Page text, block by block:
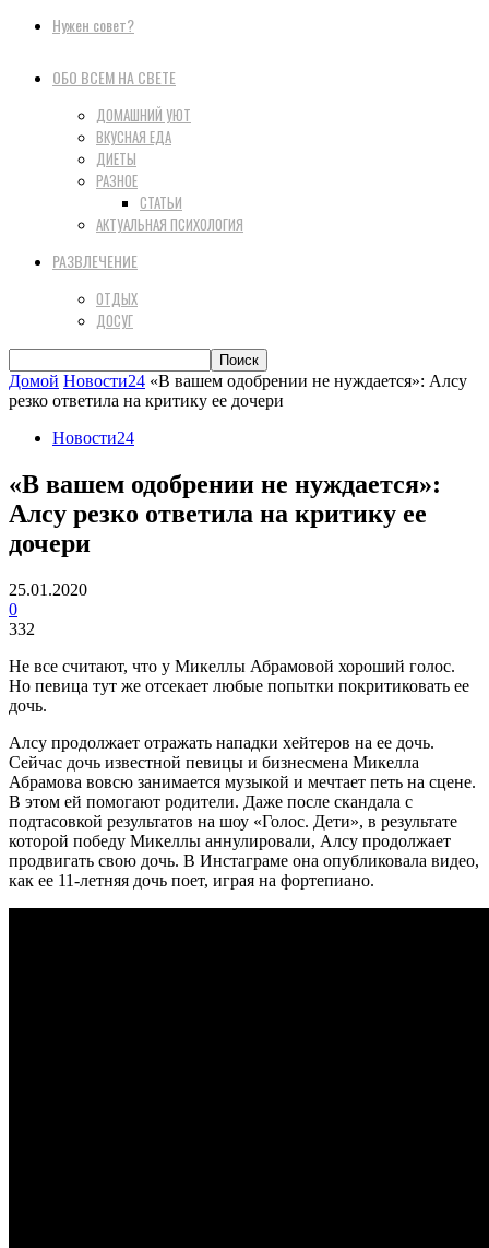
Нужен совет?
ОБО ВСЕМ НА СВЕТЕ
ДОМАШНИЙ УЮТ
ВКУСНАЯ ЕДА
ДИЕТЫ
РАЗНОЕ
СТАТЬИ
АКТУАЛЬНАЯ ПСИХОЛОГИЯ
РАЗВЛЕЧЕНИЕ
ОТДЫХ
ДОСУГ
Домой Новости24 «В вашем одобрении не нуждается»: Алсу
резко ответила на критику ее дочери
Новости24
«В вашем одобрении не нуждается»:
Алсу резко ответила на критику ее
дочери
25.01.2020
0
332
Не все считают, что у Микеллы Абрамовой хороший голос.
Но певица тут же отсекает любые попытки покритиковать ее
дочь.
Алсу продолжает отражать нападки хейтеров на ее дочь.
Сейчас дочь известной певицы и бизнесмена Микелла
Абрамова вовсю занимается музыкой и мечтает петь на сцене.
В этом ей помогают родители. Даже после скандала с
подтасовкой результатов на шоу «Голос. Дети», в результате
которой победу Микеллы аннулировали, Алсу продолжает
продвигать свою дочь. В Инстаграме она опубликовала видео,
как ее 11-летняя дочь поет, играя на фортепиано.